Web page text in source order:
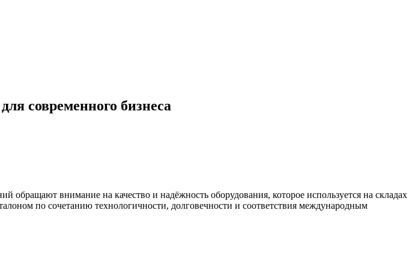
современного бизнеса
обращают внимание на качество и надёжность оборудования, которое используется на складах
по сочетанию технологичности, долговечности и соответствия международным